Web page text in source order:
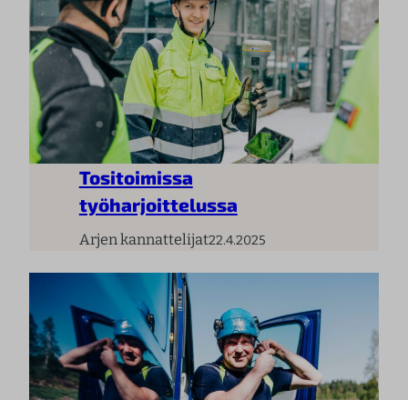
Tositoimissa
työharjoittelussa
Arjen kannattelijat22.4.2025